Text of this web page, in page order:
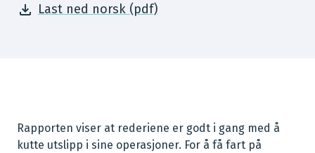
Last ned norsk (pdf)
Rapporten viser at rederiene er godt i gang med å
kutte utslipp i sine operasjoner. For å få fart på